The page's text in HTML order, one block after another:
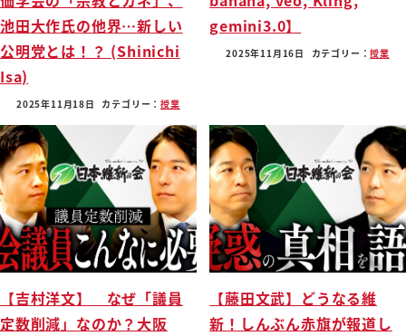
池田大作氏の他界…新しい
公明党とは！？ (Shinichi
Isa)
2025年11月18日 カテゴリー：授業
gemini3.0】
2025年11月16日 カテゴリー：授業
【吉村洋文】 なぜ「議員
定数削減」なのか？大阪
【藤田文武】どうなる維
新！しんぶん赤旗が報道し